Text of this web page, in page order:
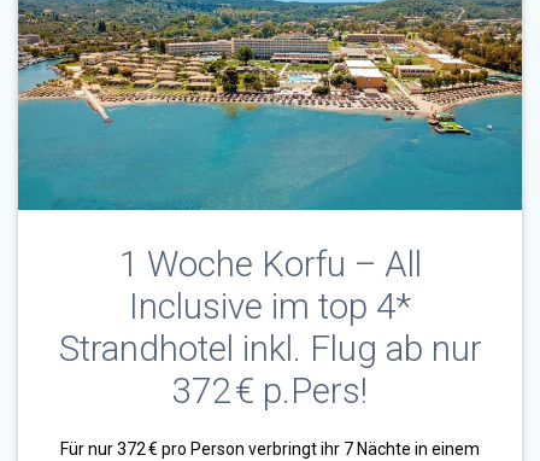
1 Woche Korfu – All
Inclusive im top 4*
Strandhotel inkl. Flug ab nur
372 € p.Pers!
Für nur 372 € pro Person verbringt ihr 7 Nächte in einem